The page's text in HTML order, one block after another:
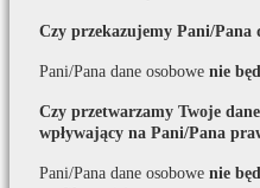
Czy przekazujemy Pani/Pana
Pani/Pana dane osobowe nie
Czy przetwarzamy Twoje
wpływający na Pani/Pana
Pani/Pana dane osobowe nie